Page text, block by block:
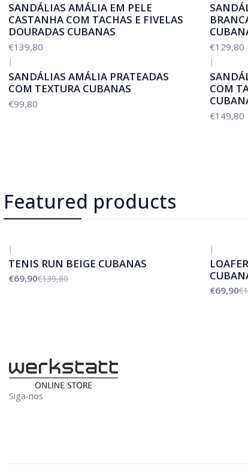
SANDÁLIAS AMÁLIA EM PELE
CASTANHA COM TACHAS E FIVELAS
DOURADAS CUBANAS
€139,80 €129,80
|
SANDÁLIAS AMÁLIA PRATEADAS
COM TEXTURA CUBANAS
€99,80
|
COM
€149,80
Featured products
|
TENIS RUN BEIGE CUBANAS
€69,90€139,80
|
€69,90
Siga-nos